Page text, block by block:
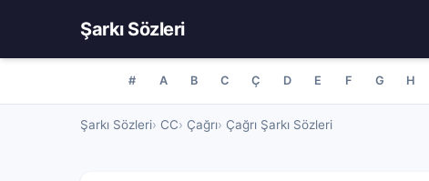
Şarkı Sözleri
# A B C Ç D E F G H
Şarkı Sözleri CC Çağrı Çağrı Şarkı Sözleri